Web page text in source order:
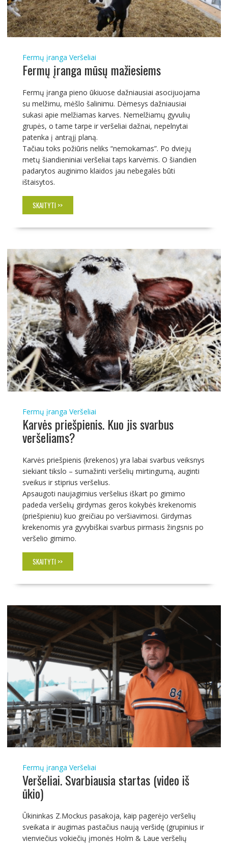
Fermų įranga Veršeliai
Fermų įranga mūsų mažiesiems
Fermų įranga pieno ūkiuose dažniausiai asocijuojama
su melžimu, mėšlo šalinimu. Dėmesys dažniausiai
sukasi apie melžiamas karves. Nemelžiamų gyvulių
grupės, o tame tarpe ir veršeliai dažnai, nepelnytai
patenka į antrąjį planą.
Tačiau toks požiūris neliks “nemokamas”. Po dviejų
metų šiandieniniai veršeliai taps karvėmis. O šiandien
padarytos auginimo klaidos jau nebegalės būti
ištaisytos.
SKAITYTI >>
Fermų įranga Veršeliai
Karvės priešpienis. Kuo jis svarbus
veršeliams?
Karvės priešpienis (krekenos) yra labai svarbus veiksnys
siekiant tikslo – sumažinti veršelių mirtingumą, auginti
sveikus ir stiprius veršelius.
Apsaugoti naujagimius veršelius iškart po gimimo
padeda veršelių girdymas geros kokybės krekenomis
(priešpieniu) kuo greičiau po veršiavimosi. Girdymas
krekenomis yra gyvybiškai svarbus pirmasis žingsnis po
veršelio gimimo.
SKAITYTI >>
Fermų įranga Veršeliai
Veršeliai. Svarbiausia startas (video iš
ūkio)
Ūkininkas Z.Mockus pasakoja, kaip pagerėjo veršelių
sveikata ir augimas pastačius naują veršidę (grupinius ir
vienviečius vokiečių įmonės Holm & Laue veršelių